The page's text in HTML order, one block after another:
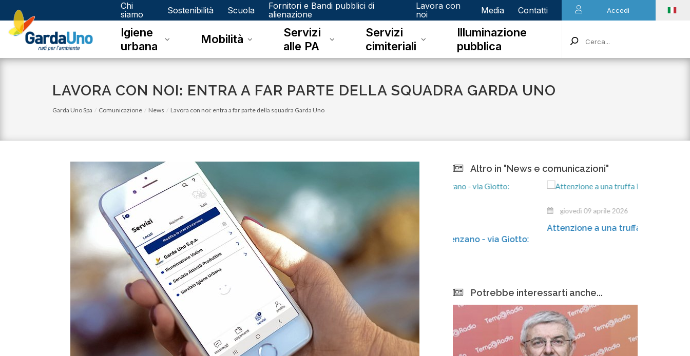
Gardauno
Spa
Chi
siamo
Sostenibilità Scuola
Fornitori e Bandi pubblici di
alienazione
Lavora con
noi
Media Contatti Accedi
Igiene
urbana
Mobilità
Servizi
alle PA
Servizi
cimiteriali
Illuminazione
pubblica
LAVORA CON NOI: ENTRA A FAR PARTE DELLA SQUADRA GARDA UNO
Garda Uno Spa Comunicazione News Lavora con noi: entra a far parte della squadra Garda Uno
Altro in "News e comunicazioni"
lunedì 05 gennaio 2026
Sono online gli ecocalendari 2026: scaricali e
fai la differenza, ogni giorno
Centro di Raccolta di Desenzano - via Giotto:
chiusura per lavori
giovedì 09 aprile 2026
Attenzione a una truffa in atto!
Potrebbe interessarti anche...